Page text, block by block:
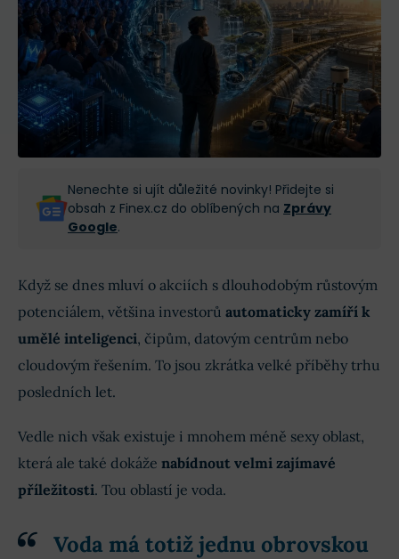
Nenechte si ujít důležité novinky! Přidejte si
obsah z Finex.cz do oblíbených na Zprávy
Google.
Když se dnes mluví o akciích s dlouhodobým růstovým
potenciálem, většina investorů automaticky zamíří k
umělé inteligenci, čipům, datovým centrům nebo
cloudovým řešením. To jsou zkrátka velké příběhy trhu
posledních let.
Vedle nich však existuje i mnohem méně sexy oblast,
která ale také dokáže nabídnout velmi zajímavé
příležitosti. Tou oblastí je voda.
Voda má totiž jednu obrovskou